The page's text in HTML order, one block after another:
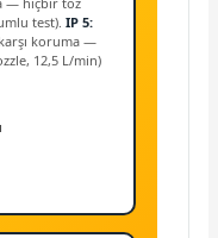
test). IP 5:
koruma —
12,5 L/min)